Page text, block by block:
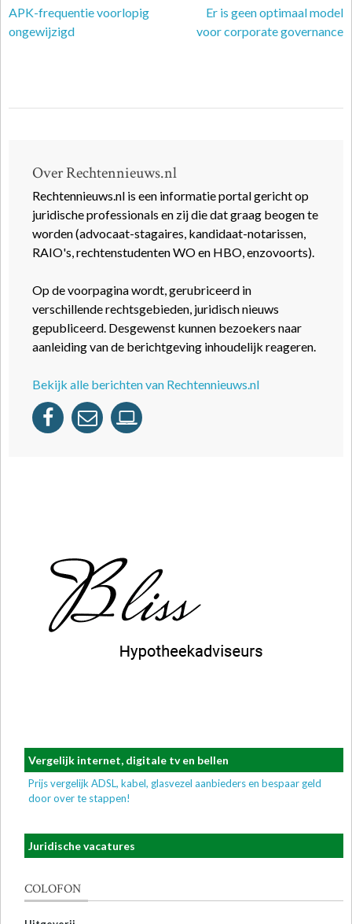
APK-frequentie voorlopig
ongewijzigd
Er is geen optimaal model
voor corporate governance
Over Rechtennieuws.nl
Rechtennieuws.nl is een informatie portal gericht op
juridische professionals en zij die dat graag beogen te
worden (advocaat-stagaires, kandidaat-notarissen,
RAIO's, rechtenstudenten WO en HBO, enzovoorts).
Op de voorpagina wordt, gerubriceerd in
verschillende rechtsgebieden, juridisch nieuws
gepubliceerd. Desgewenst kunnen bezoekers naar
aanleiding van de berichtgeving inhoudelijk reageren.
Bekijk alle berichten van Rechtennieuws.nl
Vergelijk internet, digitale tv en bellen
Prijs vergelijk ADSL, kabel, glasvezel aanbieders en bespaar geld
door over te stappen!
Juridische vacatures
COLOFON